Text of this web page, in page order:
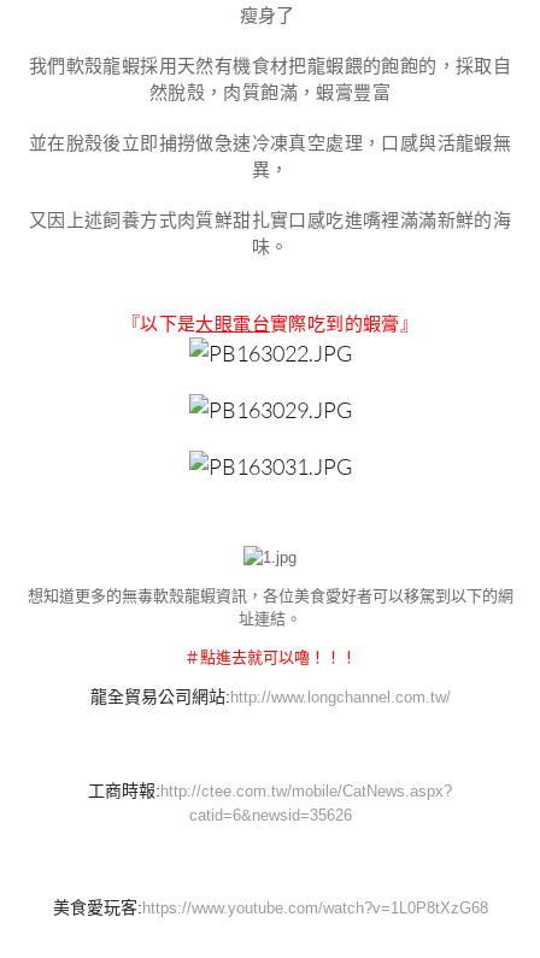
瘦身了
我們軟殼龍蝦採用天然有機食材把龍蝦餵的飽飽的，採取自
然脫殼，肉質飽滿，蝦膏豐富
並在脫殼後立即捕撈做急速冷凍真空處理，口感與活龍蝦無
異，
又因上述飼養方式肉質鮮甜扎實口感吃進嘴裡滿滿新鮮的海
味。
『以下是大眼電台實際吃到的蝦膏』
想知道更多的無毒軟殼龍蝦資訊，各位美食愛好者可以移駕到以下的網
址連結。
＃點進去就可以嚕！！！
龍全貿易公司網站: http://www.longchannel.com.tw/
工商時報: http://ctee.com.tw/mobile/CatNews.aspx?
catid=6&newsid=35626
美食愛玩客: https://www.youtube.com/watch?v=1L0P8tXzG68